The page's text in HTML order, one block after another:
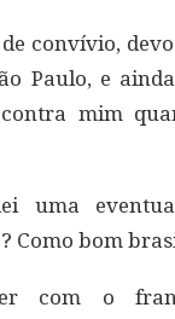
convívio,
Paulo, e
mim
uma
Como bom
com o